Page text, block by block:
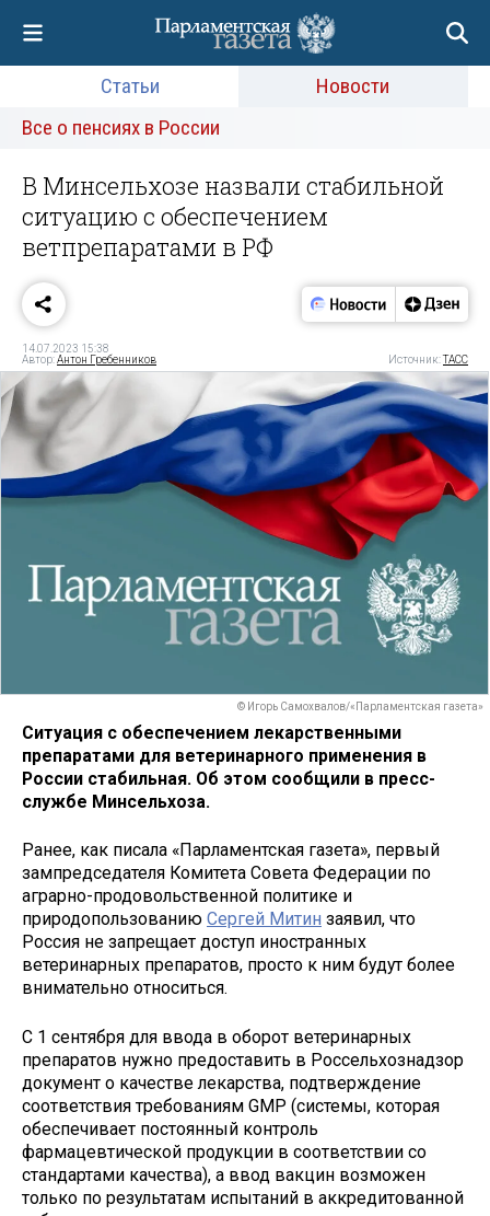
Статьи
Новости
Все о пенсиях в России
В Минсельхозе назвали стабильной
ситуацию с обеспечением
ветпрепаратами в РФ
14.07.2023 15:38
Автор:Антон Гребенников Источник:ТАСС
© Игорь Самохвалов/«Парламентская газета»
Ситуация с обеспечением лекарственными
препаратами для ветеринарного применения в
России стабильная. Об этом сообщили в пресс-
службе Минсельхоза.
Ранее, как писала «Парламентская газета», первый
зампредседателя Комитета Совета Федерации по
аграрно-продовольственной политике и
природопользованию Сергей Митин заявил, что
Россия не запрещает доступ иностранных
ветеринарных препаратов, просто к ним будут более
внимательно относиться.
С 1 сентября для ввода в оборот ветеринарных
препаратов нужно предоставить в Россельхознадзор
документ о качестве лекарства, подтверждение
соответствия требованиям GMP (системы, которая
обеспечивает постоянный контроль
фармацевтической продукции в соответствии со
стандартами качества), а ввод вакцин возможен
только по результатам испытаний в аккредитованной